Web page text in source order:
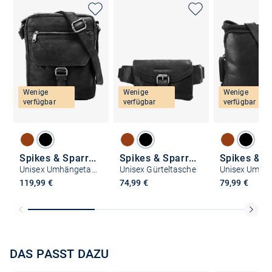
Wenige
verfügbar
Spikes & Sparrow
119,99 €
Wenige
verfügbar
Spikes & Sparrow
Unisex Gürteltasche
74,99 €
Wenige
verfügbar
79,99 €
DAS PASST DAZU